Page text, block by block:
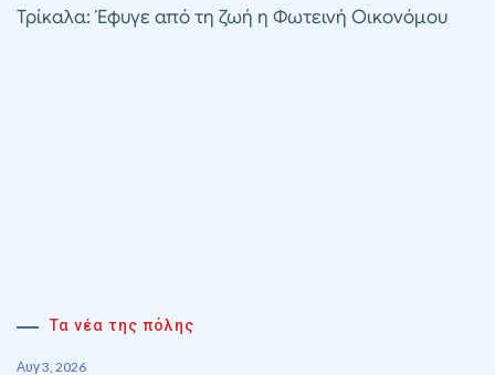
Τρίκαλα: Έφυγε από τη ζωή η Φωτεινή Οικονόμου
Τα νέα της πόλης
Αυγ 3, 2026